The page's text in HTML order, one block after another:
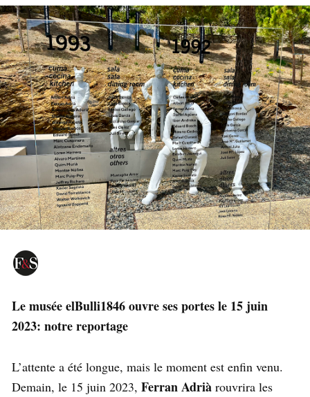
Le musée elBulli1846 ouvre ses portes le 15 juin
2023: notre reportage
L’attente a été longue, mais le moment est enfin venu.
Demain, le 15 juin 2023, Ferran Adrià rouvrira les